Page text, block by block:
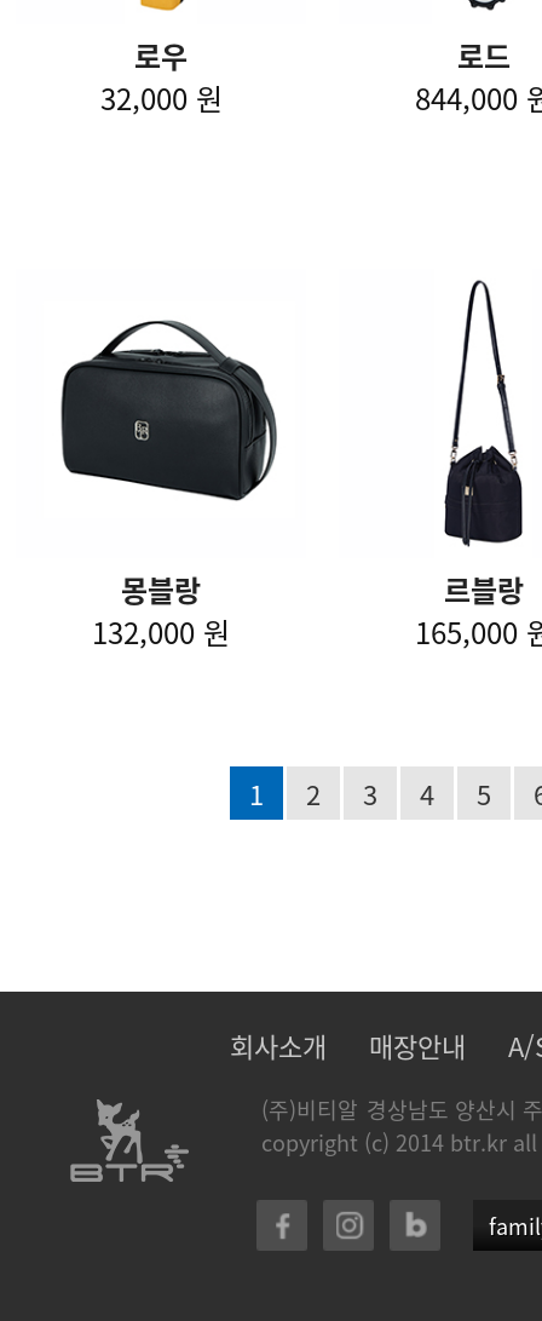
로우
32,000 원
로드
844,000
몽블랑
132,000 원
르블랑
165,000
1 2 3 4 5
회사소개 매장안내 A/
(주)비티알 경상남도 양산시
copyright (c) 2014 btr.kr